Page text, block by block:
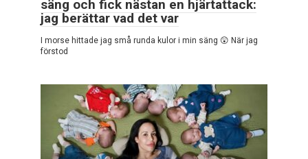
säng och fick nästan en hjärtattack:
jag berättar vad det var
I morse hittade jag små runda kulor i min säng 😲 När jag
förstod